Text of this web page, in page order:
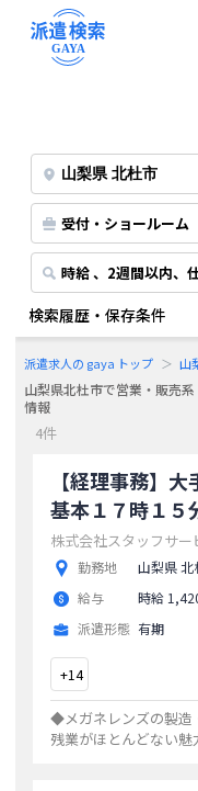
受付・ショールーム
時給 、2週間以内、
検索履歴・保存条件
派遣求人の gaya トップ 山
山梨県北杜市で営業・販売
情報
4件
【経理事務】
基本１７時１
株式会社スタッフサ
勤務地
山梨県 北
給与
時給
派遣形態 有期
+14
◆メガネレンズの製造
残業がほとんどない